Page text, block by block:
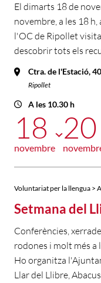
El dimarts 18 de
novembre, a les 18
l'OC de Ripollet
descobrir tots els
Ctra. de l'Estació, 40
Ripollet
A les 10.30 h
18
novembre
20
Voluntariat per la llengua >
Setmana del
Conferències,
rodones i molt més
Ho organitza
Llar del Llibre,